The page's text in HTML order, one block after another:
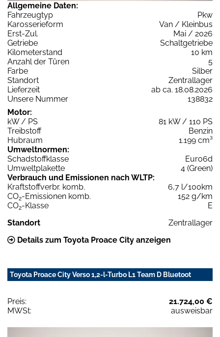
Allgemeine Daten:
Fahrzeugtyp
Pkw
Karosserieform
Van / Kleinbus
Erst-Zul.
Mai / 2026
Getriebe
Schaltgetriebe
Kilometerstand
10 km
Anzahl der Türen
5
Farbe
Silber
Standort
Zentrallager
Lieferzeit
ab ca. 18.08.2026
Unsere Nummer
138832
Motor:
kW / PS
81 kW / 110 PS
Treibstoff
Benzin
Hubraum
1.199 cm³
Umweltnormen:
Schadstoffklasse
Euro6d
Umweltplakette
4 (Green)
Verbrauch und Emissionen nach WLTP:
Kraftstoffverbr. komb.
6,7 l/100km
CO2-Emissionen komb.
152 g/km
CO2-Klasse
E
Standort
Zentrallager
Details zum Toyota Proace City anzeigen
Toyota Proace City Verso 1,2-l-Turbo L1 Team D Bluetoot
Preis:
21.724,00 €
MWSt:
ausweisbar